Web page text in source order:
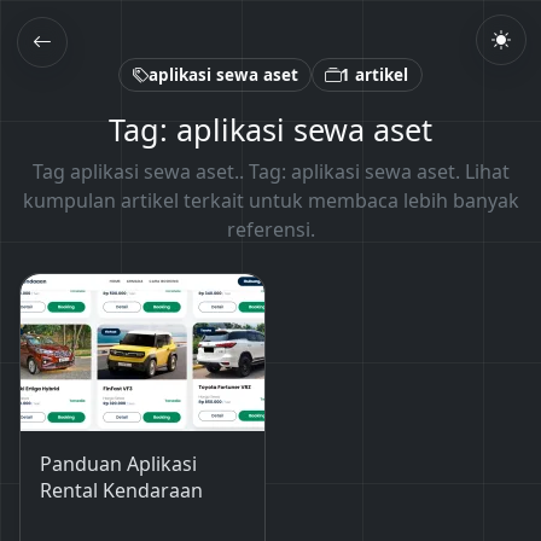
aplikasi sewa aset 1 artikel
Tag: aplikasi sewa aset
Tag aplikasi sewa aset.. Tag: aplikasi sewa aset. Lihat
kumpulan artikel terkait untuk membaca lebih banyak
referensi.
Panduan Aplikasi
Rental Kendaraan